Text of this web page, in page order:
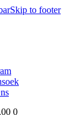
Skip to footer
0